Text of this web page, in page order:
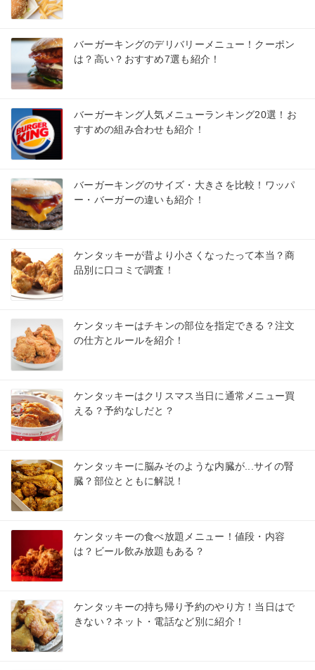
バーガーキングのデリバリーメニュー！クーポン
は？高い？おすすめ7選も紹介！
バーガーキング人気メニューランキング20選！お
すすめの組み合わせも紹介！
バーガーキングのサイズ・大きさを比較！ワッパ
ー・バーガーの違いも紹介！
ケンタッキーが昔より小さくなったって本当？商
品別に口コミで調査！
ケンタッキーはチキンの部位を指定できる？注文
の仕方とルールを紹介！
ケンタッキーはクリスマス当日に通常メニュー買
える？予約なしだと？
ケンタッキーに脳みそのような内臓が...サイの腎
臓？部位とともに解説！
ケンタッキーの食べ放題メニュー！値段・内容
は？ビール飲み放題もある？
ケンタッキーの持ち帰り予約のやり方！当日はで
きない？ネット・電話など別に紹介！